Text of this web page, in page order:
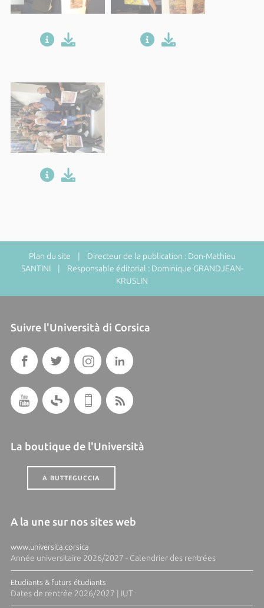
Plan du site | Directeur de la publication : Don-Mathieu
SANTINI | Responsable éditorial : Dominique GRANDJEAN-
KRUSLIN
Suivre l'Università di Corsica
La boutique de l'Università
A BUTTEGUCCIA
A la une sur nos sites web
www.universita.corsica
Année universitaire 2026/2027 - Calendrier des rentrées
Etudiants & futurs étudiants
Dates de rentrée 2026/2027 | IUT